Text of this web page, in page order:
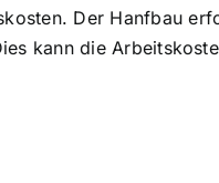
Der Hanfbau
kann die